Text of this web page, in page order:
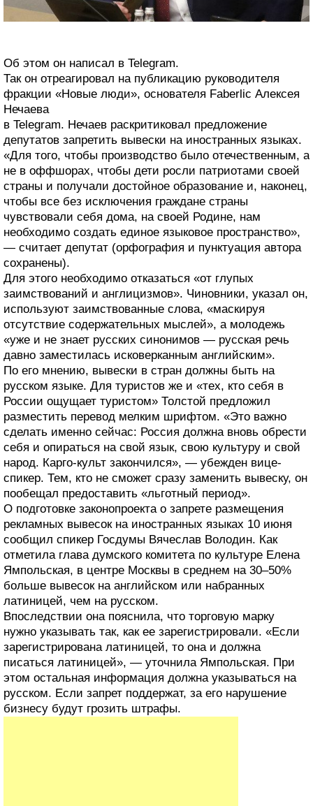
Об этом он написал в Telegram.
Так он отреагировал на публикацию руководителя
фракции «Новые люди», основателя Faberlic Алексея
Нечаева
в Telegram. Нечаев раскритиковал предложение
депутатов запретить вывески на иностранных языках.
«Для того, чтобы производство было отечественным, а
не в оффшорах, чтобы дети росли патриотами своей
страны и получали достойное образование и, наконец,
чтобы все без исключения граждане страны
чувствовали себя дома, на своей Родине, нам
необходимо создать единое языковое пространство»,
— считает депутат (орфография и пунктуация автора
сохранены).
Для этого необходимо отказаться «от глупых
заимствований и англицизмов». Чиновники, указал он,
используют заимствованные слова, «маскируя
отсутствие содержательных мыслей», а молодежь
«уже и не знает русских синонимов — русская речь
давно заместилась исковерканным английским».
По его мнению, вывески в стран должны быть на
русском языке. Для туристов же и «тех, кто себя в
России ощущает туристом» Толстой предложил
разместить перевод мелким шрифтом. «Это важно
сделать именно сейчас: Россия должна вновь обрести
себя и опираться на свой язык, свою культуру и свой
народ. Карго-культ закончился», — убежден вице-
спикер. Тем, кто не сможет сразу заменить вывеску, он
пообещал предоставить «льготный период».
О подготовке законопроекта о запрете размещения
рекламных вывесок на иностранных языках 10 июня
сообщил спикер Госдумы Вячеслав Володин. Как
отметила глава думского комитета по культуре Елена
Ямпольская, в центре Москвы в среднем на 30–50%
больше вывесок на английском или набранных
латиницей, чем на русском.
Впоследствии она пояснила, что торговую марку
нужно указывать так, как ее зарегистрировали. «Если
зарегистрирована латиницей, то она и должна
писаться латиницей», — уточнила Ямпольская. При
этом остальная информация должна указываться на
русском. Если запрет поддержат, за его нарушение
бизнесу будут грозить штрафы.